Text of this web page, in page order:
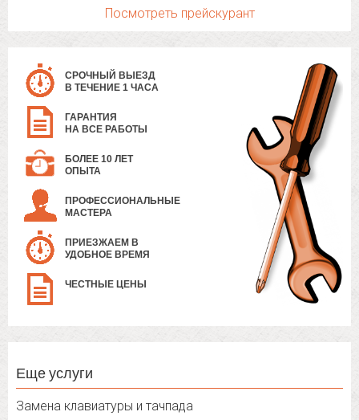
Посмотреть прейскурант
СРОЧНЫЙ ВЫЕЗД
В ТЕЧЕНИЕ 1 ЧАСА
ГАРАНТИЯ
НА ВСЕ РАБОТЫ
БОЛЕЕ 10 ЛЕТ
ОПЫТА
ПРОФЕССИОНАЛЬНЫЕ
МАСТЕРА
ПРИЕЗЖАЕМ В
УДОБНОЕ ВРЕМЯ
ЧЕСТНЫЕ ЦЕНЫ
Еще услуги
Замена клавиатуры и тачпада